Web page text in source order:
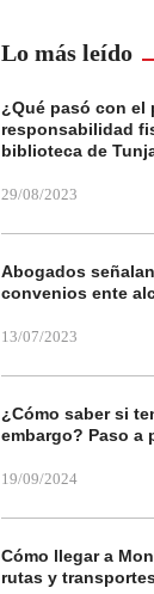
Lo más leído
¿Qué pasó con el
responsabilidad
biblioteca de
29/08/2023
Abogados
convenios ente
13/07/2023
¿Cómo saber si
embargo? Paso a
19/09/2024
Cómo llegar a
rutas y